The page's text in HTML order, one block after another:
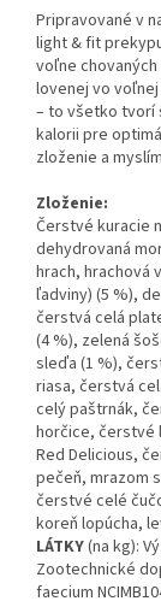
Pripravované v
light & fit
voľne
lovenej vo
– to všetko tvorí
kalorii pre
zloženie a
Zloženie:
Čerstvé kuracie
dehydrovaná
hrach, hrachová
ľadviny) (5 %),
čerstvá celá
(4 %), zelená
sleďa (1 %),
riasa, čerstvá
celý paštrnák,
horčice, čerstvé
Red Delicious,
pečeň, mrazom
čerstvé celé
koreň lopúcha,
LÁTKY(na kg):
Zootechnické
faecium